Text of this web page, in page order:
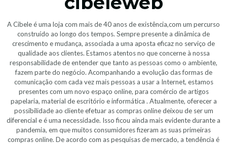
A Cibele é uma loja com mais de 40 anos de existência,com um percurso
construído ao longo dos tempos. Sempre presente a dinâmica de
crescimento e mudança, associada a uma aposta eficaz no serviço de
qualidade aos clientes. Estamos atentos no que concerne à nossa
responsabilidade de entender que tanto as pessoas como o ambiente,
fazem parte do negócio. Acompanhando a evolução das formas de
comunicação com cada vez mais pessoas a usar a Internet, estamos
presentes com um novo espaço online, para comércio de artigos
papelaria, material de escritório e informática . Atualmente, oferecer a
possibilidade ao cliente efetuar as compras online deixou de ser um
diferencial e é uma necessidade. Isso ficou ainda mais evidente durante a
pandemia, em que muitos consumidores fizeram as suas primeiras
compras online. De acordo com as pesquisas de mercado, a tendência é